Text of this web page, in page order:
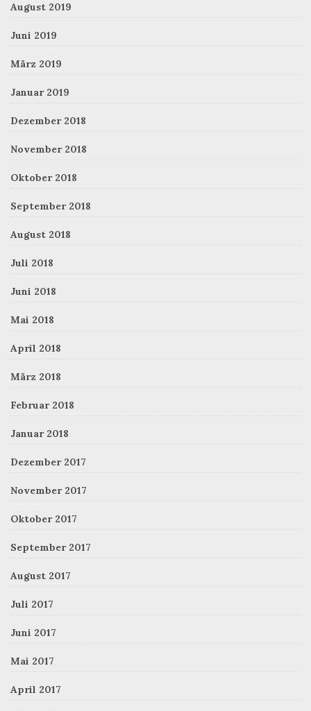
August 2019
Juni 2019
März 2019
Januar 2019
Dezember 2018
November 2018
Oktober 2018
September 2018
August 2018
Juli 2018
Juni 2018
Mai 2018
April 2018
März 2018
Februar 2018
Januar 2018
Dezember 2017
November 2017
Oktober 2017
September 2017
August 2017
Juli 2017
Juni 2017
Mai 2017
April 2017